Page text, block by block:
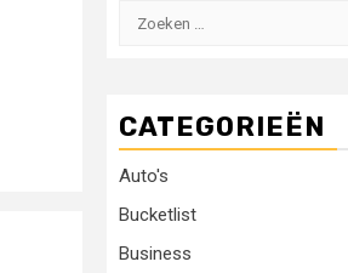
Zoeken
CATEGORIEËN
Auto's
Bucketlist
Business